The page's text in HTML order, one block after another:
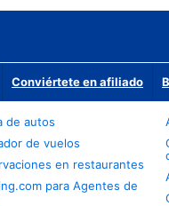
Conviértete en afiliado
de autos
de vuelos
en restaurantes
para Agentes de